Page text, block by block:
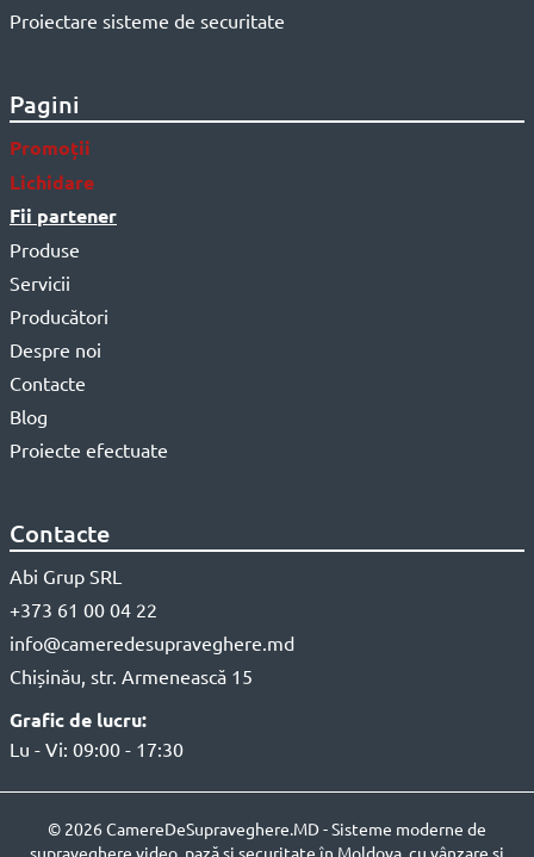
Proiectare sisteme de securitate
Pagini
Promoții
Lichidare
Fii partener
Produse
Servicii
Producători
Despre noi
Contacte
Blog
Proiecte efectuate
Contacte
Abi Grup SRL
+373 61 00 04 22
info@cameredesupraveghere.md
Chișinău, str. Armenească 15
Grafic de lucru:
Lu - Vi: 09:00 - 17:30
© 2026 CamereDeSupraveghere.MD - Sisteme moderne de
supraveghere video, pază și securitate în Moldova, cu vânzare și